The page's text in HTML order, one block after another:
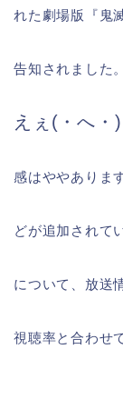
れた劇場版『鬼
告知されました。
えぇ(・へ・)
感はややありま
どが追加されて
について、放送
視聴率と合わせ